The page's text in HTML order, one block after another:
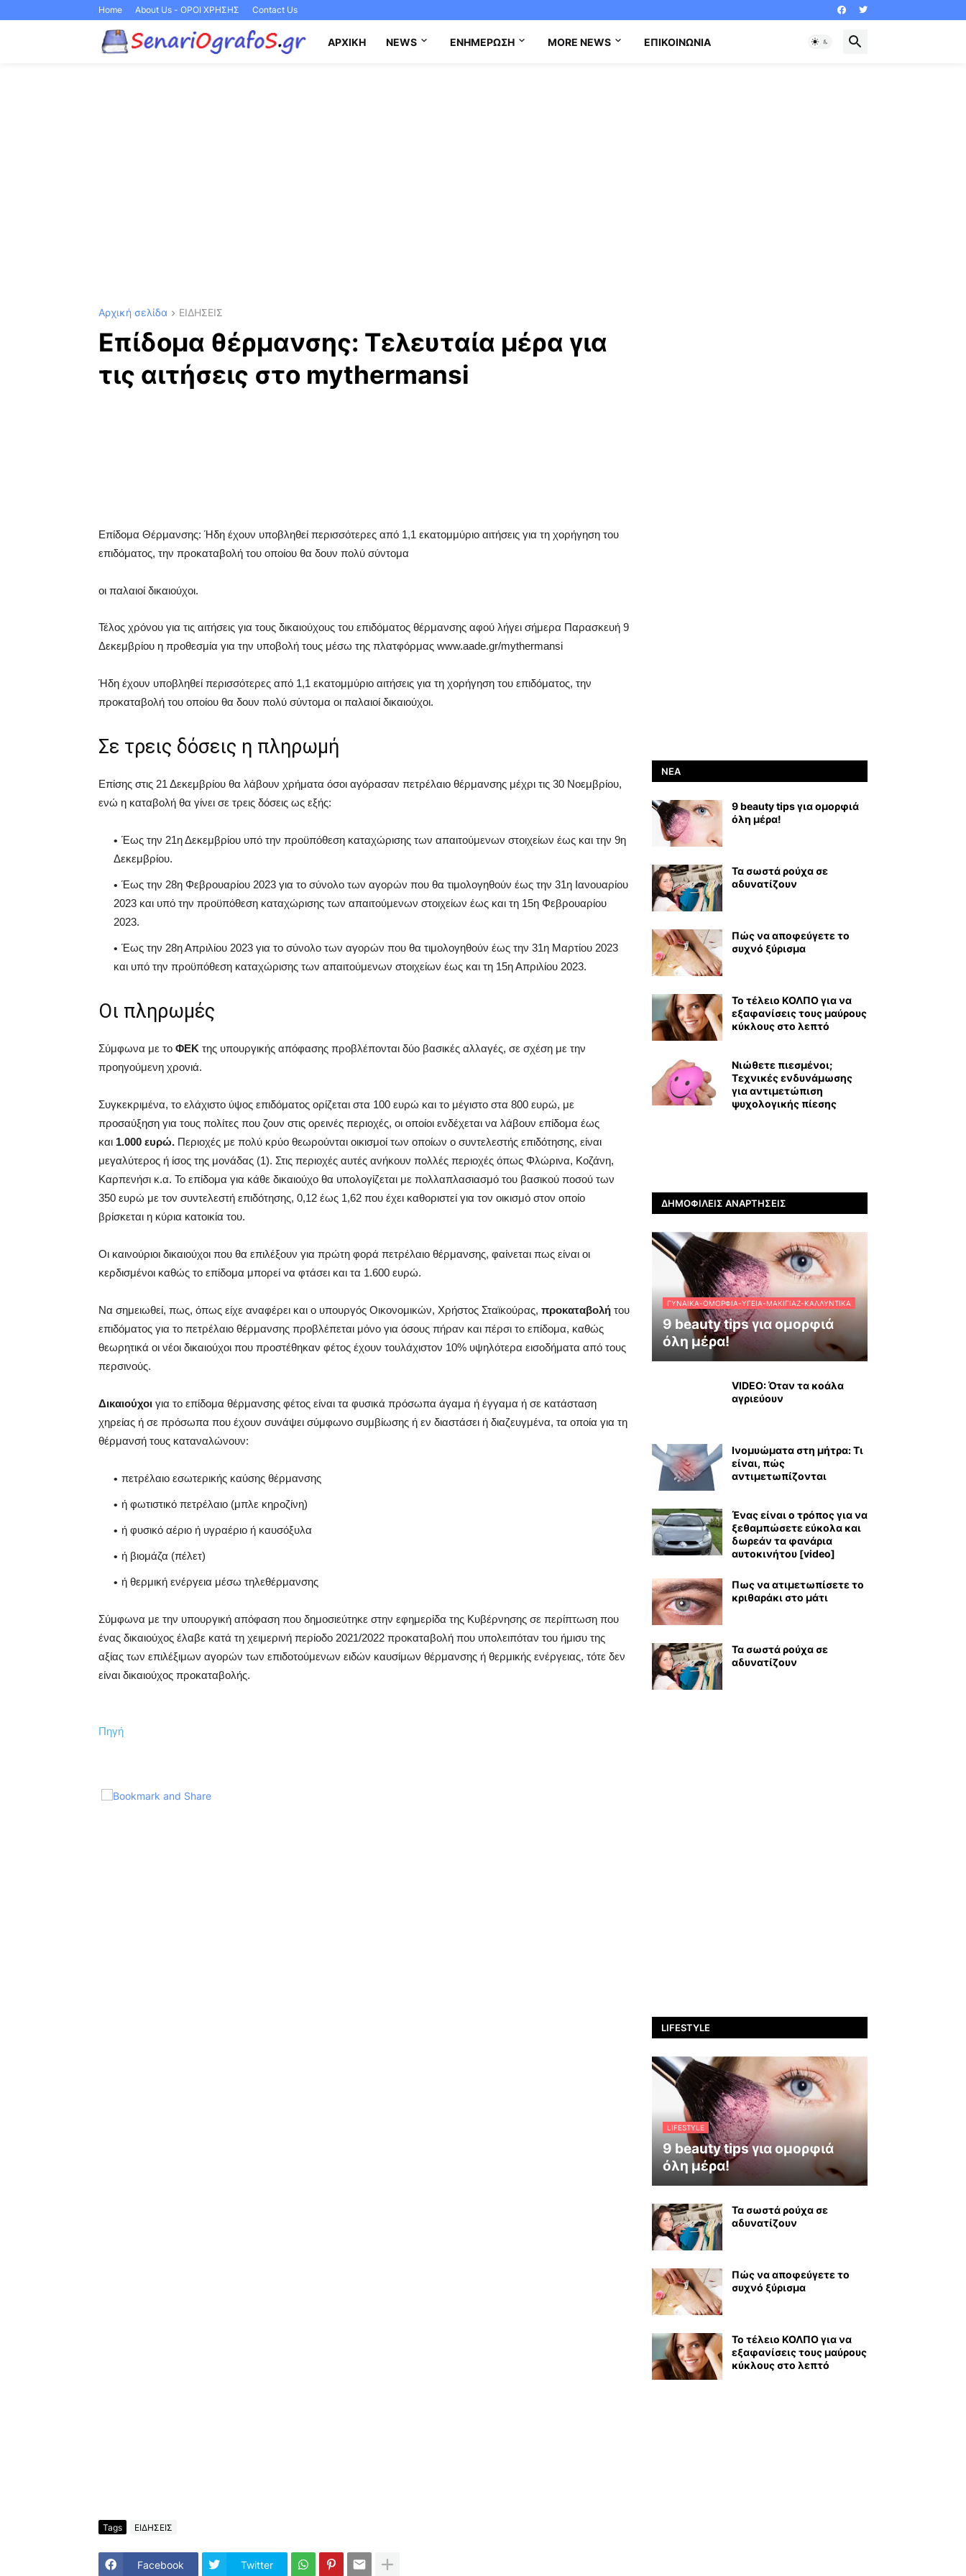
Home About Us - ΟΡΟΙ ΧΡΗΣΗΣ Contact Us
ΑΡΧΙΚΉ NEWS ΕΝΗΜΈΡΩΣΗ MORE NEWS ΕΠΙΚΟΙΝΩΝΊΑ
Αρχική σελίδα ΕΙΔΗΣΕΙΣ
Επίδομα θέρμανσης: Τελευταία μέρα για
τις αιτήσεις στο mythermansi
Επίδομα Θέρμανσης: Ήδη έχουν υποβληθεί περισσότερες από 1,1 εκατομμύριο αιτήσεις για τη χορήγηση του
επιδόματος, την προκαταβολή του οποίου θα δουν πολύ σύντομα
οι παλαιοί δικαιούχοι.
Τέλος χρόνου για τις αιτήσεις για τους δικαιούχους του επιδόματος θέρμανσης αφού λήγει σήμερα Παρασκευή 9
Δεκεμβρίου η προθεσμία για την υποβολή τους μέσω της πλατφόρμας www.aade.gr/mythermansi
Ήδη έχουν υποβληθεί περισσότερες από 1,1 εκατομμύριο αιτήσεις για τη χορήγηση του επιδόματος, την
προκαταβολή του οποίου θα δουν πολύ σύντομα οι παλαιοί δικαιούχοι.
Σε τρεις δόσεις η πληρωμή
Επίσης στις 21 Δεκεμβρίου θα λάβουν χρήματα όσοι αγόρασαν πετρέλαιο θέρμανσης μέχρι τις 30 Νοεμβρίου,
ενώ η καταβολή θα γίνει σε τρεις δόσεις ως εξής:
Έως την 21η Δεκεμβρίου υπό την προϋπόθεση καταχώρισης των απαιτούμενων στοιχείων έως και την 9η
Δεκεμβρίου.
Έως την 28η Φεβρουαρίου 2023 για το σύνολο των αγορών που θα τιμολογηθούν έως την 31η Ιανουαρίου
2023 και υπό την προϋπόθεση καταχώρισης των απαιτούμενων στοιχείων έως και τη 15η Φεβρουαρίου
2023.
Έως την 28η Απριλίου 2023 για το σύνολο των αγορών που θα τιμολογηθούν έως την 31η Μαρτίου 2023
και υπό την προϋπόθεση καταχώρισης των απαιτούμενων στοιχείων έως και τη 15η Απριλίου 2023.
Οι πληρωμές
Σύμφωνα με το ΦΕΚ της υπουργικής απόφασης προβλέπονται δύο βασικές αλλαγές, σε σχέση με την
προηγούμενη χρονιά.
Συγκεκριμένα, το ελάχιστο ύψος επιδόματος ορίζεται στα 100 ευρώ και το μέγιστο στα 800 ευρώ, με
προσαύξηση για τους πολίτες που ζουν στις ορεινές περιοχές, οι οποίοι ενδέχεται να λάβουν επίδομα έως
και 1.000 ευρώ. Περιοχές με πολύ κρύο θεωρούνται οικισμοί των οποίων ο συντελεστής επιδότησης, είναι
μεγαλύτερος ή ίσος της μονάδας (1). Στις περιοχές αυτές ανήκουν πολλές περιοχές όπως Φλώρινα, Κοζάνη,
Καρπενήσι κ.α. Το επίδομα για κάθε δικαιούχο θα υπολογίζεται με πολλαπλασιασμό του βασικού ποσού των
350 ευρώ με τον συντελεστή επιδότησης, 0,12 έως 1,62 που έχει καθοριστεί για τον οικισμό στον οποίο
βρίσκεται η κύρια κατοικία του.
Οι καινούριοι δικαιούχοι που θα επιλέξουν για πρώτη φορά πετρέλαιο θέρμανσης, φαίνεται πως είναι οι
κερδισμένοι καθώς το επίδομα μπορεί να φτάσει και τα 1.600 ευρώ.
Να σημειωθεί, πως, όπως είχε αναφέρει και ο υπουργός Οικονομικών, Χρήστος Σταϊκούρας, προκαταβολή του
επιδόματος για το πετρέλαιο θέρμανσης προβλέπεται μόνο για όσους πήραν και πέρσι το επίδομα, καθώς
θεωρητικά οι νέοι δικαιούχοι που προστέθηκαν φέτος έχουν τουλάχιστον 10% υψηλότερα εισοδήματα από τους
περσινούς.
Δικαιούχοι για το επίδομα θέρμανσης φέτος είναι τα φυσικά πρόσωπα άγαμα ή έγγαμα ή σε κατάσταση
χηρείας ή σε πρόσωπα που έχουν συνάψει σύμφωνο συμβίωσης ή εν διαστάσει ή διαζευγμένα, τα οποία για τη
θέρμανσή τους καταναλώνουν:
πετρέλαιο εσωτερικής καύσης θέρμανσης
ή φωτιστικό πετρέλαιο (μπλε κηροζίνη)
ή φυσικό αέριο ή υγραέριο ή καυσόξυλα
ή βιομάζα (πέλετ)
ή θερμική ενέργεια μέσω τηλεθέρμανσης
Σύμφωνα με την υπουργική απόφαση που δημοσιεύτηκε στην εφημερίδα της Κυβέρνησης σε περίπτωση που
ένας δικαιούχος έλαβε κατά τη χειμερινή περίοδο 2021/2022 προκαταβολή που υπολειπόταν του ήμισυ της
αξίας των επιλέξιμων αγορών των επιδοτούμενων ειδών καυσίμων θέρμανσης ή θερμικής ενέργειας, τότε δεν
είναι δικαιούχος προκαταβολής.
Πηγή
Tags ΕΙΔΗΣΕΙΣ
Facebook Twitter
ΝΈΑ
9 beauty tips για ομορφιά
όλη μέρα!
Τα σωστά ρούχα σε
αδυνατίζουν
Πώς να αποφεύγετε το
συχνό ξύρισμα
Το τέλειο ΚΟΛΠΟ για να
εξαφανίσεις τους μαύρους
κύκλους στο λεπτό
Νιώθετε πιεσμένοι;
Τεχνικές ενδυνάμωσης
για αντιμετώπιση
ψυχολογικής πίεσης
ΔΗΜΟΦΙΛΕΊΣ ΑΝΑΡΤΉΣΕΙΣ
ΓΥΝΑΊΚΑ-ΟΜΟΡΦΙΆ-ΥΓΕΊΑ-ΜΑΚΙΓΙΆΖ-ΚΑΛΛΥΝΤΙΚΆ
9 beauty tips για ομορφιά
όλη μέρα!
VIDEO: Όταν τα κοάλα
αγριεύουν
Ινομυώματα στη μήτρα: Τι
είναι, πώς
αντιμετωπίζονται
Ένας είναι ο τρόπος για να
ξεθαμπώσετε εύκολα και
δωρεάν τα φανάρια
αυτοκινήτου [video]
Πως να ατιμετωπίσετε το
κριθαράκι στο μάτι
Τα σωστά ρούχα σε
αδυνατίζουν
LIFESTYLE
LIFESTYLE
9 beauty tips για ομορφιά
όλη μέρα!
Τα σωστά ρούχα σε
αδυνατίζουν
Πώς να αποφεύγετε το
συχνό ξύρισμα
Το τέλειο ΚΟΛΠΟ για να
εξαφανίσεις τους μαύρους
κύκλους στο λεπτό